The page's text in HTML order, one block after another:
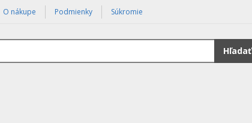
O nákupe Podmienky Súkromie
Hľadať